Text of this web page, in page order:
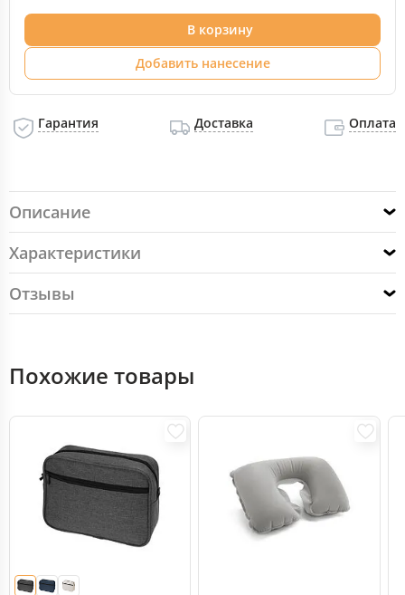
В корзину
Добавить нанесение
Гарантия Доставка Оплата
Описание
Характеристики
Отзывы
Похожие товары